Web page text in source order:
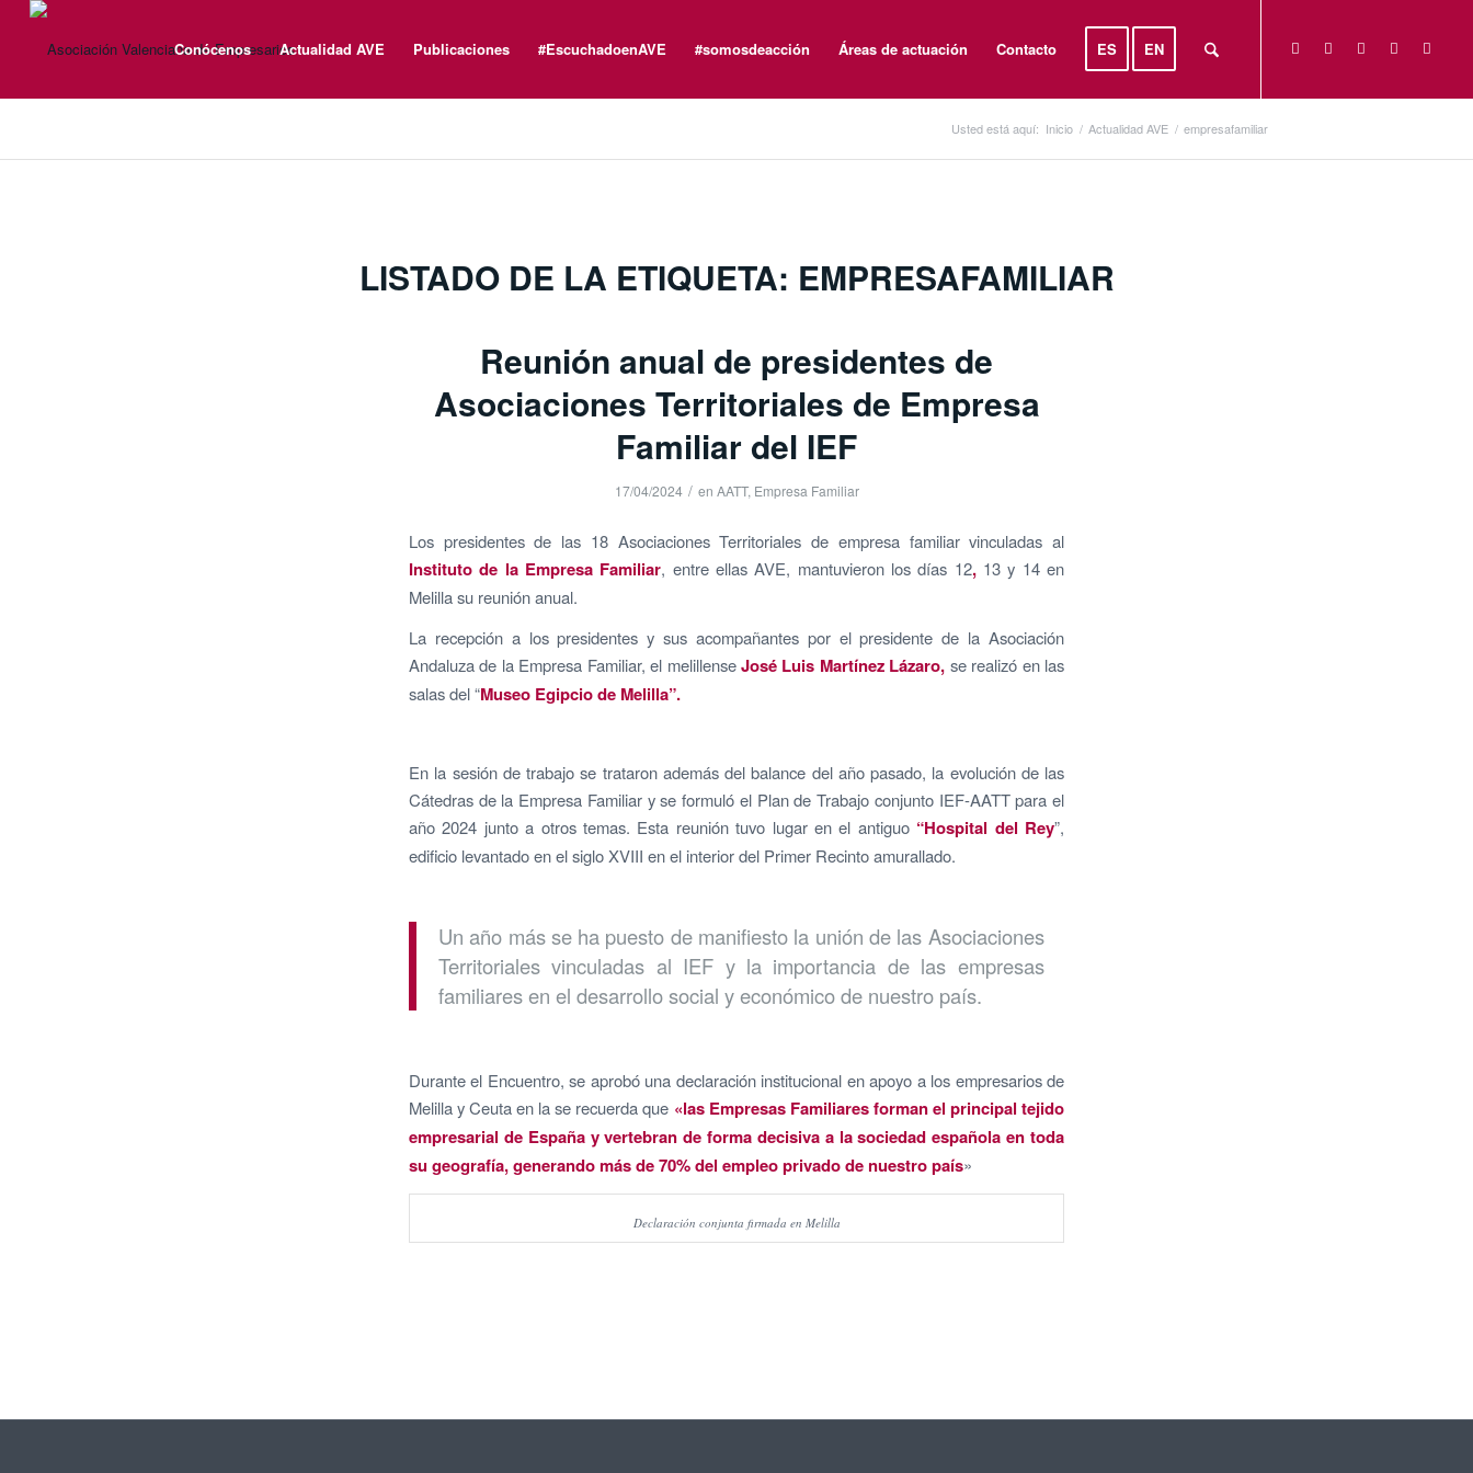
Conócenos Actualidad AVE Publicaciones #EscuchadoenAVE #somosdeacción Áreas de actuación Contacto ES EN
Usted está aquí: Inicio / Actualidad AVE / empresafamiliar
LISTADO DE LA ETIQUETA: EMPRESAFAMILIAR
Reunión anual de presidentes de
Asociaciones Territoriales de Empresa
Familiar del IEF
17/04/2024 / en AATT, Empresa Familiar
Los presidentes de las 18 Asociaciones Territoriales de empresa familiar vinculadas al
Instituto de la Empresa Familiar, entre ellas AVE, mantuvieron los días 12,13 y 14 en
Melilla su reunión anual.
La recepción a los presidentes y sus acompañantes por el presidente de la Asociación
Andaluza de la Empresa Familiar, el melillenseJosé Luis Martínez Lázaro, se realizó en las
salas del “Museo Egipcio de Melilla”.
En la sesión de trabajo se trataron además del balance del año pasado, la evolución de las
Cátedras de la Empresa Familiar y se formuló el Plan de Trabajo conjunto IEF-AATT para el
año 2024 junto a otros temas. Esta reunión tuvo lugar en el antiguo “Hospital del Rey”,
edificio levantado en el siglo XVIII en el interior del Primer Recinto amurallado.
Un año más se ha puesto de manifiesto la unión de las Asociaciones
Territoriales vinculadas al IEF y la importancia de las empresas
familiares en el desarrollo social y económico de nuestro país.
Durante el Encuentro, se aprobó una declaración institucional en apoyo a los empresarios de
Melilla y Ceuta en la se recuerda que «las Empresas Familiares forman el principal tejido
empresarial de España y vertebran de forma decisiva a la sociedad española en toda
su geografía, generando más de 70% del empleo privado de nuestro país»
Declaración conjunta firmada en Melilla